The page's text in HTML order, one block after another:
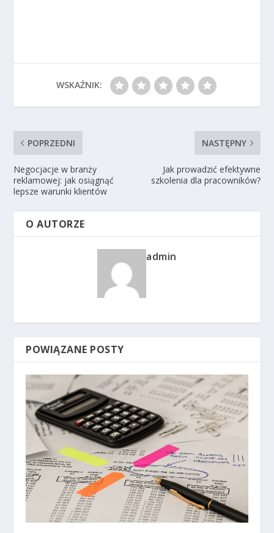
WSKAŹNIK:
POPRZEDNI
Negocjacje w branży
reklamowej: jak osiągnąć
lepsze warunki klientów
NASTĘPNY
Jak prowadzić efektywne
szkolenia dla pracowników?
O AUTORZE
admin
POWIĄZANE POSTY